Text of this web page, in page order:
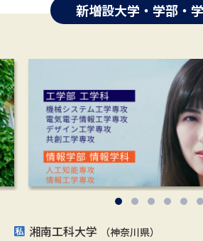
新増設大学・学部・
湘南工科大学
（神奈川県）
高崎健康福祉大学（群馬県）
追手門学院大学（大阪府）
麻布大学（神奈川県）
新潟医療福祉大学（新潟県）
立教大学（東京都／埼玉県）